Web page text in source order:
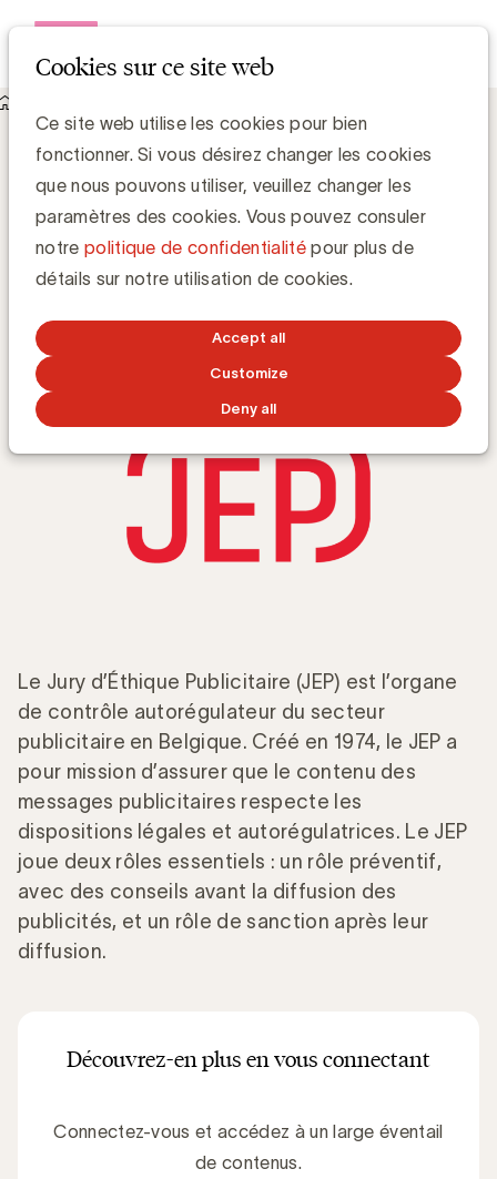
Cookies sur ce site web
Ce site web utilise les cookies pour bien
fonctionner. Si vous désirez changer les cookies
que nous pouvons utiliser, veuillez changer les
paramètres des cookies. Vous pouvez consuler
notre politique de confidentialitépour plus de
détails sur notre utilisation de cookies.
Accept all
Customize
Deny all
Le rôle crucial du Jury d’Éthique Publicitaire en Belgique
Le rôle crucial du Jury d’Éthique
Publicitaire en Belgique
UBA Team
Le Jury d’Éthique Publicitaire (JEP) est l’organe
de contrôle autorégulateur du secteur
publicitaire en Belgique. Créé en 1974, le JEP a
pour mission d’assurer que le contenu des
messages publicitaires respecte les
dispositions légales et autorégulatrices. Le JEP
joue deux rôles essentiels : un rôle préventif,
avec des conseils avant la diffusion des
publicités, et un rôle de sanction après leur
diffusion.
Découvrez-en plus en vous connectant
Connectez-vous et accédez à un large éventail
de contenus.